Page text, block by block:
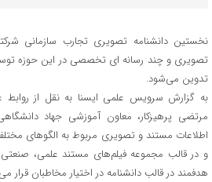
نخستین دانشنامه تصویری تجارب سازمانی
تصویری و چند رسانه ای تخصصی در این حوزه
تدوین می‌شود.
به گزارش سرویس علمی ایسنا به نقل از روابط
مرتضی پرهیزکار، معاون آموزشی جهاد
اطلاعات مستند و تصویری مربوط به الگوهای
و در قالب مجموعه فیلم‌های مستند علمی،
هدفمند در قالب دانشنامه در اختیار مخاطبان قرار